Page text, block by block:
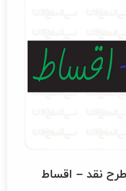
طرح نقد – اقساط